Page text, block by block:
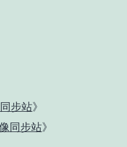
步站》
同步站》